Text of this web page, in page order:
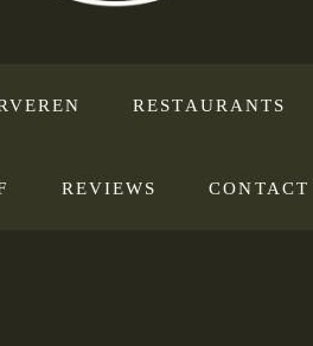
RESTAURANTS
REVIEWS CONTACT